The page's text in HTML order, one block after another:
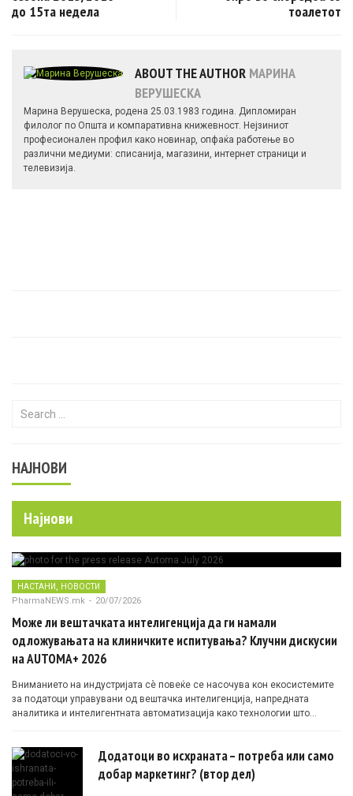
до 15та недела
тоалетот
ABOUT THE AUTHOR МАРИНА
ВЕРУШЕСКА
Марина Верушеска, родена 25.03.1983 година. Дипломиран
филолог по Општа и компаративна книжевност. Нејзиниот
професионален профил како новинар, опфаќа работење во
различни медиуми: списанија, магазини, интернет страници и
телевизија.
Search for:
НАЈНОВИ
Најнови
НАСТАНИ, НОВОСТИ
PharmaNEWS.mk - 20/07/2026
Може ли вештачката интелигенција да ги намали
одложувањата на клиничките испитувања? Клучни дискусии
на AUTOMA+ 2026
Вниманието на индустријата сè повеќе се насочува кон екосистемите
за податоци управувани од вештачка интелигенција, напредната
аналитика и интелигентната автоматизација како технологии што
Додатоци во исхраната – потреба или само
добар маркетинг? (втор дел)